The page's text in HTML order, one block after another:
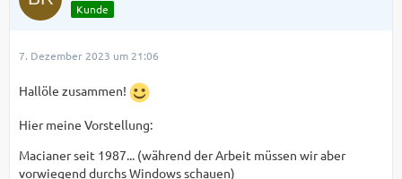
Kunde
7. Dezember 2023 um 21:06
Hallöle zusammen!
Hier meine Vorstellung:
Macianer seit 1987... (während der Arbeit müssen wir aber
vorwiegend durchs Windows schauen)